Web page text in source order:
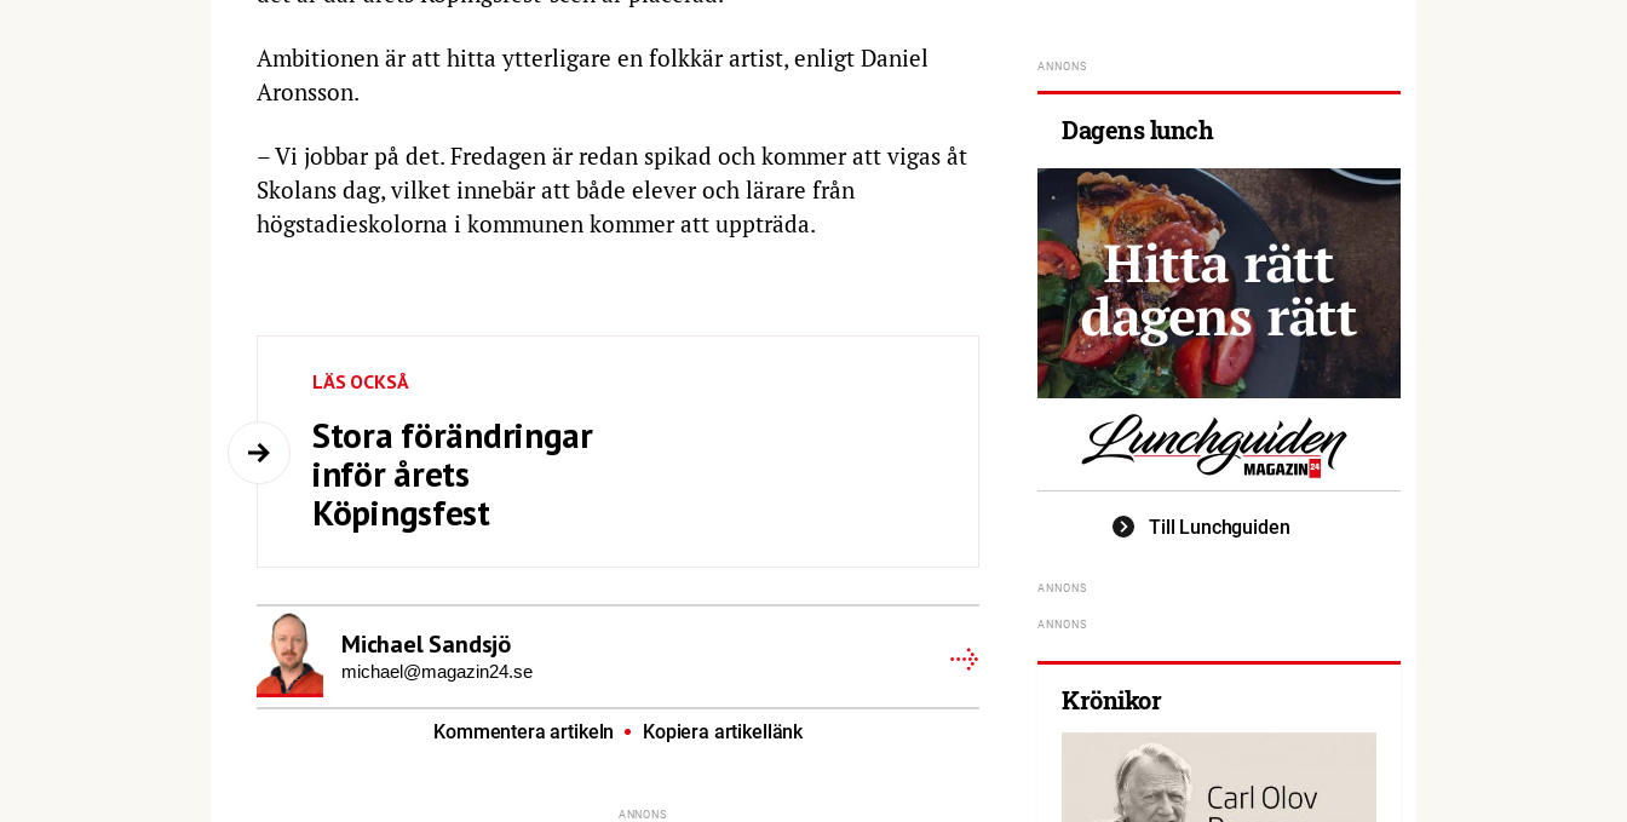
Ambitionen är att hitta ytterligare en folkkär artist, enligt Daniel
Aronsson.
– Vi jobbar på det. Fredagen är redan spikad och kommer att vigas åt
Skolans dag, vilket innebär att både elever och lärare från
högstadieskolorna i kommunen kommer att uppträda.
LÄS OCKSÅ
Stora förändringar
inför årets
Köpingsfest
Michael Sandsjö
michael@magazin24.se
Kommentera artikeln Kopiera artikellänk
Dagens lunch
Till Lunchguiden
Krönikor